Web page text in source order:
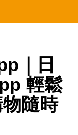
｜日
輕鬆
隨時